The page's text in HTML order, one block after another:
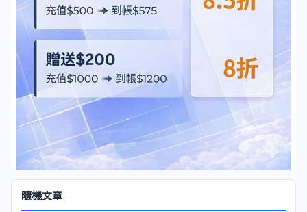
隨機文章